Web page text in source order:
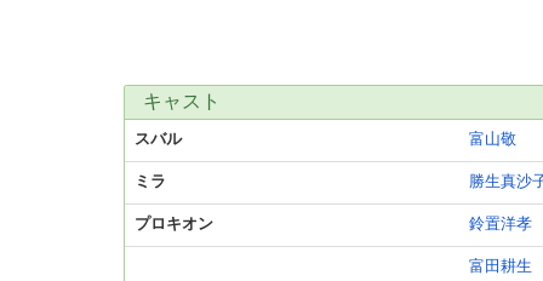
キャスト
スバル 富山敬
ミラ 勝生真沙
プロキオン 鈴置洋孝
富田耕生